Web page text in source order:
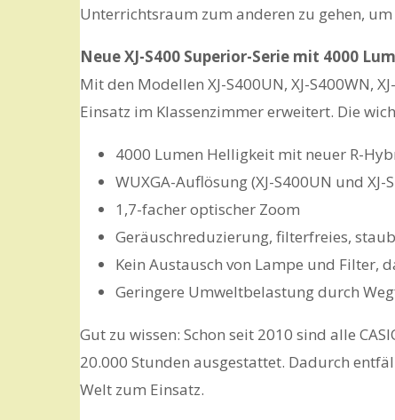
Unterrichtsraum zum anderen zu gehen,
Neue XJ-S400 Superior-Serie mit 4000
Mit den Modellen XJ-S400UN, XJ-S400WN,
Einsatz im Klassenzimmer erweitert. Die
4000 Lumen Helligkeit mit neuer R-
WUXGA-Auflösung (XJ-S400UN und
1,7-facher optischer Zoom
Geräuschreduzierung, filterfreies,
Kein Austausch von Lampe und Filter,
Geringere Umweltbelastung durch
Gut zu wissen: Schon seit 2010 sind alle
20.000 Stunden ausgestattet. Dadurch
Welt zum Einsatz.